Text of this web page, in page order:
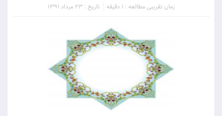
زمان تقریبی مطالعه : 1 دقیقه تاریخ : 23 مرداد 1391